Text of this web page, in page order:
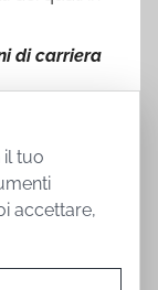
di carriera
il tuo
accettare,